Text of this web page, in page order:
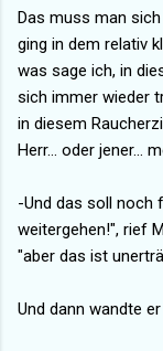
Das muss man
ging in dem relativ
was sage ich, in
sich immer wieder
in diesem
Herr... oder jener...
-Und das soll noch
weitergehen!", rief
"aber das ist
Und dann wandte